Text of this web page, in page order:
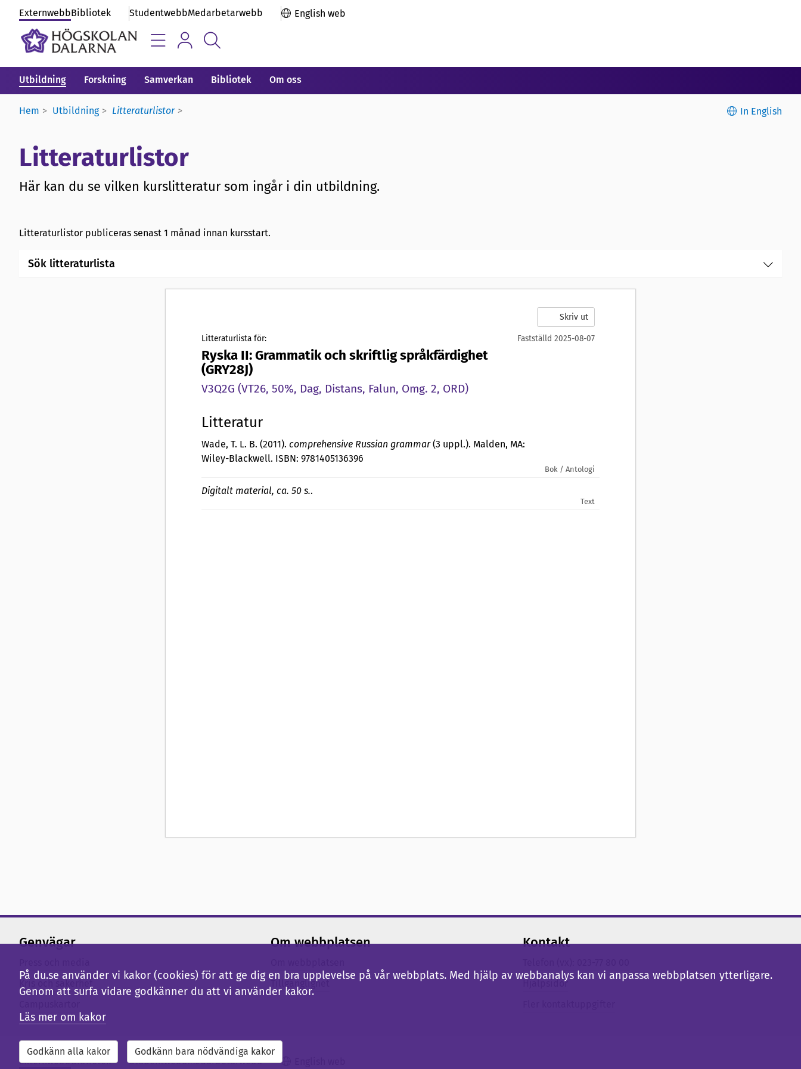
ExternwebbBibliotek StudentwebbMedarbetarwebb English web
Utbildning Forskning Samverkan Bibliotek Om oss
Hem Utbildning Litteraturlistor In English
Litteraturlistor
Här kan du se vilken kurslitteratur som ingår i din utbildning.
Litteraturlistor publiceras senast 1 månad innan kursstart.
Sök litteraturlista
Skriv ut
Litteraturlista för: Fastställd 2025-08-07
Ryska II: Grammatik och skriftlig språkfärdighet
(GRY28J)
V3Q2G (VT26, 50%, Dag, Distans, Falun, Omg. 2, ORD)
Litteratur
Wade, T. L. B. (2011). comprehensive Russian grammar(3 uppl.). Malden, MA:
Wiley-Blackwell. ISBN: 9781405136396
Bok / Antologi
Digitalt material, ca. 50 s..
Text
Genvägar Om webbplatsen
Tillgänglighet
Kontakt
Hjälpsidor
ExternwebbBibliotek StudentwebbMedarbetarwebb
På du.se använder vi kakor (cookies) för att ge dig en bra upplevelse på vår webbplats. Med hjälp av webbanalys kan vi anpassa webbplatsen ytterligare.
Genom att surfa vidare godkänner du att vi använder kakor.
Läs mer om kakor
Godkänn alla kakor Godkänn bara nödvändiga kakor